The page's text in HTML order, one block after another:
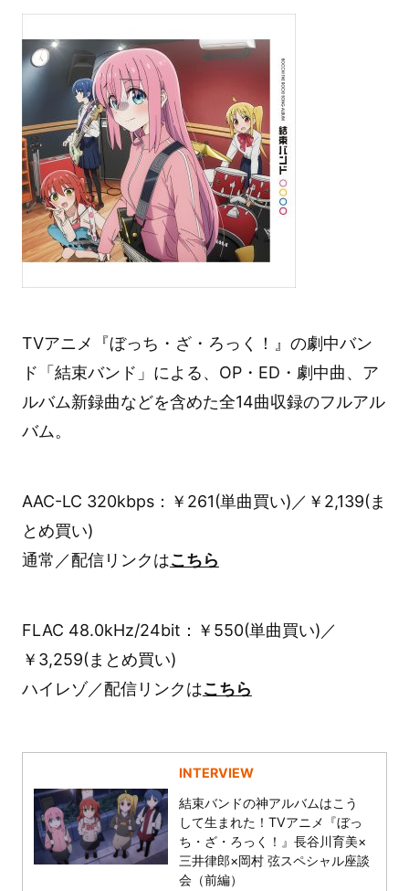
TVアニメ『ぼっち・ざ・ろっく！』の劇中バン
ド「結束バンド」による、OP・ED・劇中曲、ア
ルバム新録曲などを含めた全14曲収録のフルアル
バム。
AAC-LC 320kbps：￥261(単曲買い)／￥2,139(ま
とめ買い)
通常／配信リンクはこちら
FLAC 48.0kHz/24bit：￥550(単曲買い)／
￥3,259(まとめ買い)
ハイレゾ／配信リンクはこちら
INTERVIEW
結束バンドの神アルバムはこう
して生まれた！TVアニメ『ぼっ
ち・ざ・ろっく！』長谷川育美×
三井律郎×岡村 弦スペシャル座談
会（前編）